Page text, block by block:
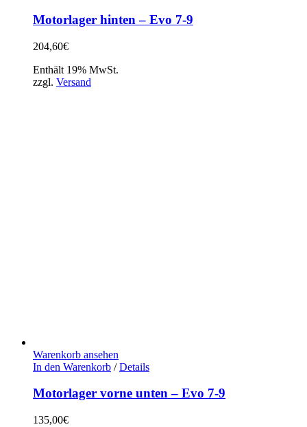
Motorlager hinten – Evo 7-9
204,60€
Enthält 19% MwSt.
zzgl. Versand
Warenkorb ansehen
In den Warenkorb / Details
Motorlager vorne unten – Evo 7-9
135,00€